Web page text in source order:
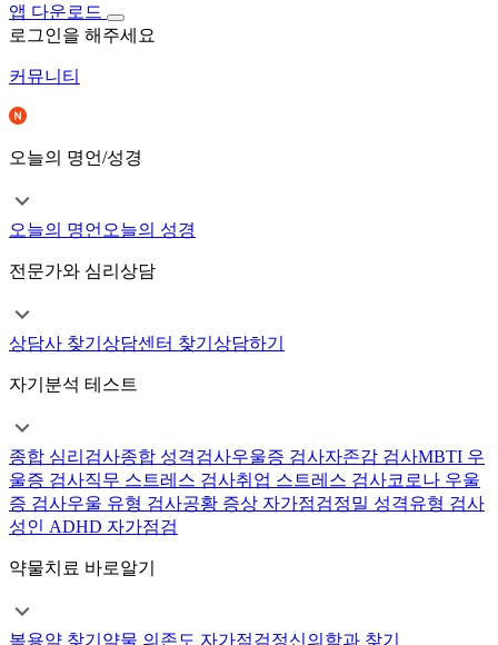
앱 다운로드
로그인을 해주세요
커뮤니티
오늘의 명언/성경
오늘의 명언 오늘의 성경
전문가와 심리상담
상담사 찾기 상담센터 찾기 상담하기
자기분석 테스트
종합 심리검사종합 성격검사우울증 검사자존감 검사MBTI 우
울증 검사직무 스트레스 검사취업 스트레스 검사코로나 우울
증 검사우울 유형 검사공황 증상 자가점검정밀 성격유형 검사
성인 ADHD 자가점검
약물치료 바로알기
복용약 찾기 약물 의존도 자가점검정신의학과 찾기